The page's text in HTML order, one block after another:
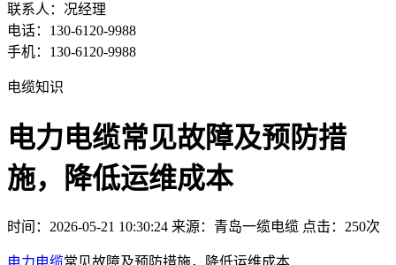
联系人：况经理
电话：130-6120-9988
手机：130-6120-9988
电缆知识
电力电缆常见故障及预防措
施，降低运维成本
时间：2026-05-21 10:30:24 来源：青岛一缆电缆 点击：250次